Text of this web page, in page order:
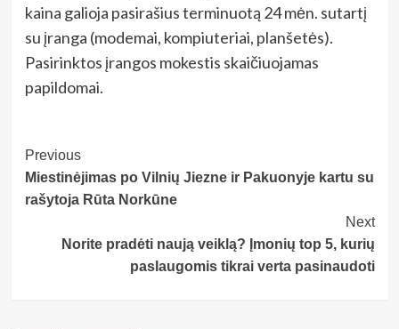
kaina galioja pasirašius terminuotą 24 mėn. sutartį
su įranga (modemai, kompiuteriai, planšetės).
Pasirinktos įrangos mokestis skaičiuojamas
papildomai.
Post
Navigation
Previous
Miestinėjimas po Vilnių Jiezne ir Pakuonyje kartu su
rašytoja Rūta Norkūne
Next
Norite pradėti naują veiklą? Įmonių top 5, kurių
paslaugomis tikrai verta pasinaudoti